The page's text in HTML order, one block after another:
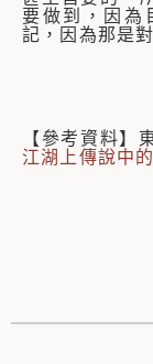
要做到，因為
記，因為那是
【參考資料
江湖上傳說中